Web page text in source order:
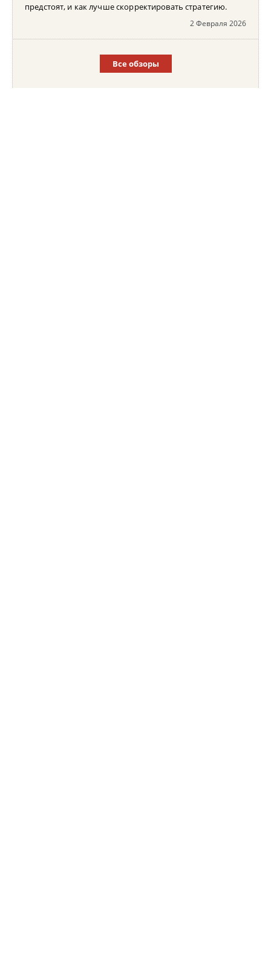
предстоят, и как лучше скорректировать стратегию.
2 Февраля 2026
Все обзоры